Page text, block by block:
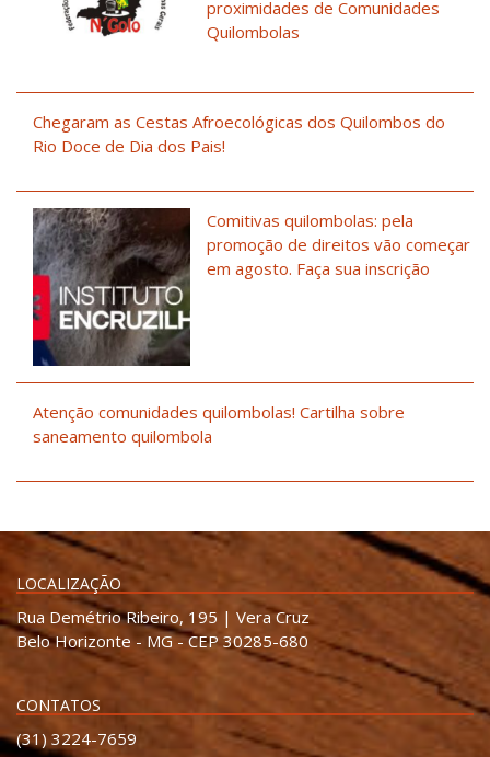
proximidades de Comunidades
Quilombolas
Chegaram as Cestas Afroecológicas dos Quilombos do
Rio Doce de Dia dos Pais!
Comitivas quilombolas: pela
promoção de direitos vão começar
em agosto. Faça sua inscrição
Atenção comunidades quilombolas! Cartilha sobre
saneamento quilombola
LOCALIZAÇÃO
Rua Demétrio Ribeiro, 195 | Vera Cruz
Belo Horizonte - MG - CEP 30285-680
CONTATOS
(31) 3224-7659